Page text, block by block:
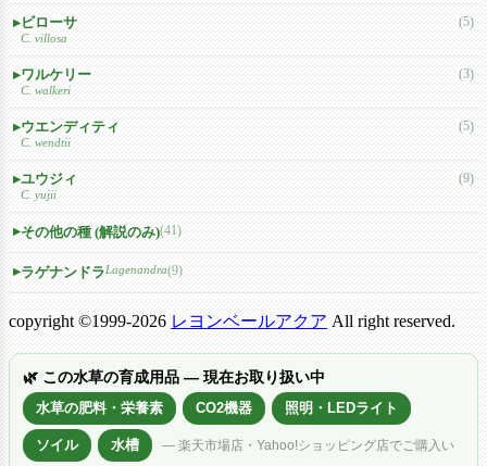
ビローサ
C. villosa
(5)
ワルケリー
C. walkeri
(3)
ウエンディティ
C. wendtii
(5)
ユウジィ
C. yujii
(9)
その他の種 (解説のみ)(41)
ラゲナンドラLagenandra(9)
copyright ©1999-2026 レヨンベールアクア All right reserved.
🌿 この水草の育成用品 — 現在お取り扱い中
水草の肥料・栄養素 CO2機器 照明・LEDライト
ソイル 水槽 — 楽天市場店・Yahoo!ショッピング店でご購入い